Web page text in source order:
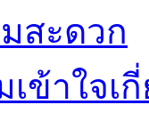
สะดวก
ข้าใจเ